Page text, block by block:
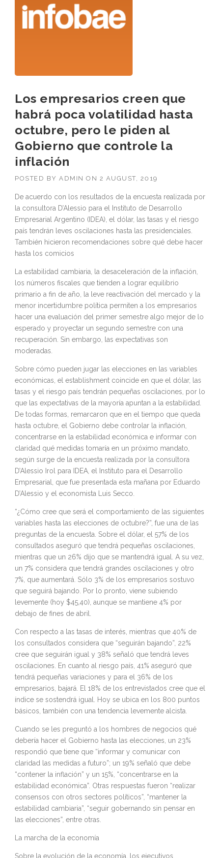
Los empresarios creen que
habrá poca volatilidad hasta
octubre, pero le piden al
Gobierno que controle la
inflación
POSTED BY ADMIN ON 2 AUGUST, 2019
De acuerdo con los resultados de la encuesta realizada por
la consultora D’Alessio para el Instituto de Desarrollo
Empresarial Argentino (IDEA), el dólar, las tasas y el riesgo
país tendrán leves oscilaciones hasta las presidenciales.
También hicieron recomendaciones sobre qué debe hacer
hasta los comicios
La estabilidad cambiaria, la desaceleración de la inflación,
los números fiscales que tienden a lograr equilibrio
primario a fin de año, la leve reactivación del mercado y la
menor incertidumbre política permiten a los empresarios
hacer una evaluación del primer semestre algo mejor de lo
esperado y proyectar un segundo semestre con una
recuperación. Sin embargo, las expectativas son
moderadas.
Sobre cómo pueden jugar las elecciones en las variables
económicas, el establishment coincide en que el dólar, las
tasas y el riesgo país tendrán pequeñas oscilaciones, por lo
que las expectativas de la mayoría apuntan a la estabilidad.
De todas formas, remarcaron que en el tiempo que queda
hasta octubre, el Gobierno debe controlar la inflación,
concentrarse en la estabilidad económica e informar con
claridad qué medidas tomaría en un próximo mandato,
según surge de la encuesta realizada por la consultora
D’Alessio Irol para IDEA, el Instituto para el Desarrollo
Empresarial, que fue presentada esta mañana por Eduardo
D’Alessio y el economista Luis Secco.
“¿Cómo cree que será el comportamiento de las siguientes
variables hasta las elecciones de octubre?”, fue una de las
preguntas de la encuesta. Sobre el dólar, el 57% de los
consultados aseguró que tendrá pequeñas oscilaciones,
mientras que un 26% dijo que se mantendrá igual. A su vez,
un 7% considera que tendrá grandes oscilaciones y otro
7%, que aumentará. Sólo 3% de los empresarios sostuvo
que seguirá bajando. Por lo pronto, viene subiendo
levemente (hoy $45,40), aunque se mantiene 4% por
debajo de fines de abril.
Con respecto a las tasas de interés, mientras que 40% de
los consultados considera que “seguirán bajando”, 22%
cree que seguirán igual y 38% señaló que tendrá leves
oscilaciones. En cuanto al riesgo país, 41% aseguró que
tendrá pequeñas variaciones y para el 36% de los
empresarios, bajará. El 18% de los entrevistados cree que el
índice se sostendrá igual. Hoy se ubica en los 800 puntos
básicos, también con una tendencia levemente alcista.
Cuando se les preguntó a los hombres de negocios qué
debería hacer el Gobierno hasta las elecciones, un 23%
respondió que tiene que “informar y comunicar con
claridad las medidas a futuro”; un 19% señaló que debe
“contener la inflación” y un 15%, “concentrarse en la
estabilidad económica”. Otras respuestas fueron “realizar
consensos con otros sectores políticos”, “mantener la
estabilidad cambiaria”, “seguir gobernando sin pensar en
las elecciones”, entre otras.
La marcha de la economía
Sobre la evolución de la economía, los ejecutivos